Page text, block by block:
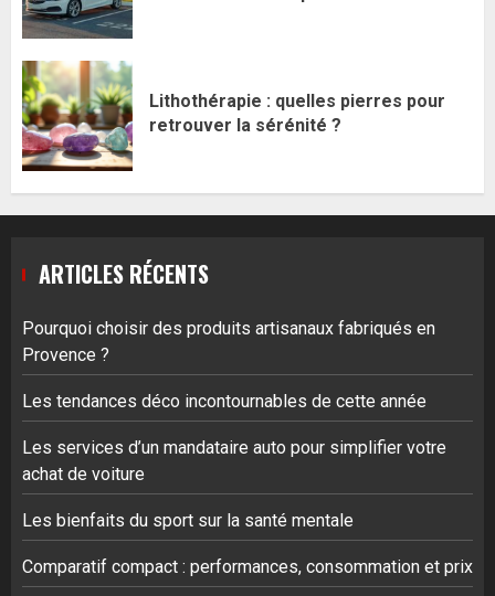
Lithothérapie : quelles pierres pour
retrouver la sérénité ?
ARTICLES RÉCENTS
Pourquoi choisir des produits artisanaux fabriqués en
Provence ?
Les tendances déco incontournables de cette année
Les services d’un mandataire auto pour simplifier votre
achat de voiture
Les bienfaits du sport sur la santé mentale
Comparatif compact : performances, consommation et prix